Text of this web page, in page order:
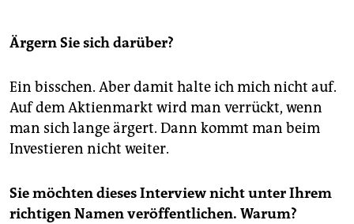
Ärgern Sie sich darüber?
Ein bisschen. Aber damit halte ich mich nicht auf.
Auf dem Aktienmarkt wird man verrückt, wenn
man sich lange ärgert. Dann kommt man beim
Investieren nicht weiter.
Sie möchten dieses Interview nicht unter Ihrem
richtigen Namen veröffentlichen. Warum?